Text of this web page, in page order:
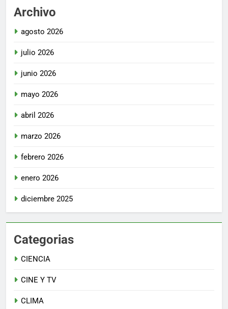
Archivo
agosto 2026
julio 2026
junio 2026
mayo 2026
abril 2026
marzo 2026
febrero 2026
enero 2026
diciembre 2025
Categorias
CIENCIA
CINE Y TV
CLIMA